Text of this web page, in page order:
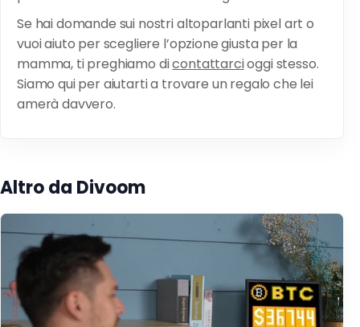
Se hai domande sui nostri altoparlanti pixel art o
vuoi aiuto per scegliere l’opzione giusta per la
mamma, ti preghiamo dicontattarcioggi stesso.
Siamo qui per aiutarti a trovare un regalo che lei
amerà davvero.
Altro da Divoom